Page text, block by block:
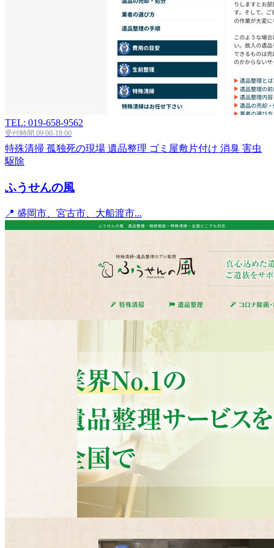
TEL: 019-658-9562
受付時間 09:00-18:00
特殊清掃 孤独死の現場 遺品整理 ゴミ屋敷片付け 消臭 害虫
駆除
ふうせんの風
📍 盛岡市、宮古市、大船渡市...